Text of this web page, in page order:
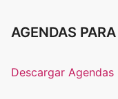
AGENDAS
Descargar